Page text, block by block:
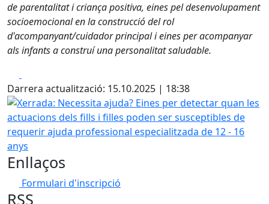
de parentalitat i criança positiva, eines pel desenvolupament
socioemocional en la construcció del rol
d'acompanyant/cuidador principal i eines per acompanyar
als infants a construí una personalitat saludable.
Darrera actualització: 15.10.2025 | 18:38
Xerrada: Necessita ajuda? Eines per detectar quan les
Enllaços
Formulari d'inscripció
RSS